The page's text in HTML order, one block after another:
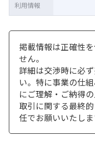
利用情報
掲載情報は正確性
せん。
詳細は交渉時に必
い。特に事業の仕
にご理解・ご納得
取引に関する最終
任でお願いいたしま